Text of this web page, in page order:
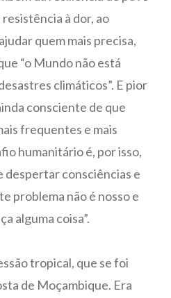
à dor, ao
quem mais precisa,
“o Mundo não está
climáticos”. E pior
consciente de que
frequentes e mais
humanitário é, por isso,
despertar consciências e
problema não é nosso e
alguma coisa”.
tropical, que se foi
de Moçambique. Era